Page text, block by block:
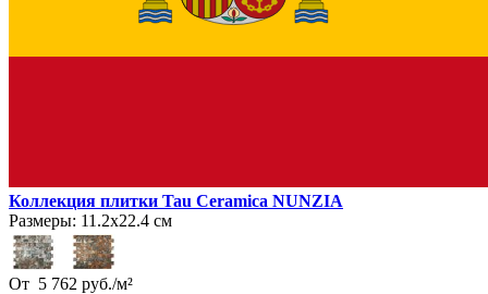
Коллекция плитки Tau Ceramica NUNZIA
Размеры: 11.2х22.4 см
От 5 762 руб./м²